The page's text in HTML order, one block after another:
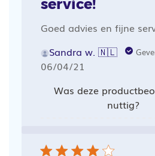
service!
Goed advies en fijne
Sandra w. 🇳🇱
Publicatiedatum
06/04/21
Was deze
nuttig?